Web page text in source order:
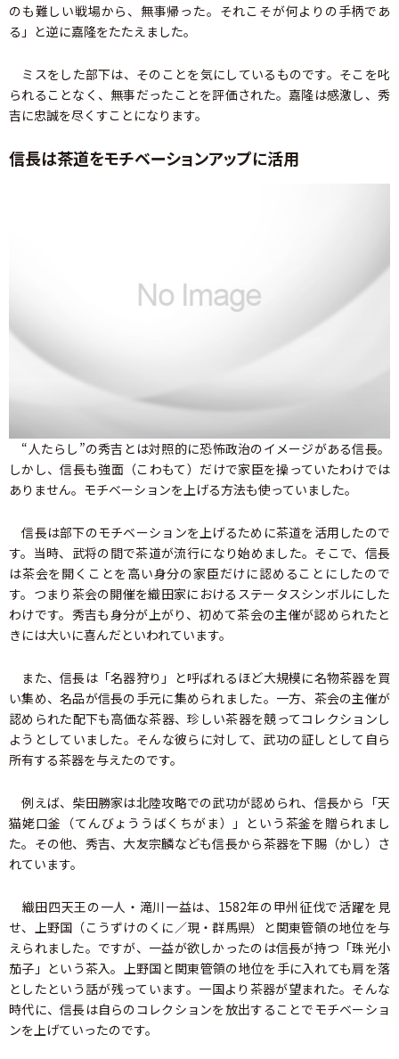
のも難しい戦場から、無事帰った。それこそが何よりの手柄であ
る」と逆に嘉隆をたたえました。
ミスをした部下は、そのことを気にしているものです。そこを叱
られることなく、無事だったことを評価された。嘉隆は感激し、秀
吉に忠誠を尽くすことになります。
信長は茶道をモチベーションアップに活用
“人たらし”の秀吉とは対照的に恐怖政治のイメージがある信長。
しかし、信長も強面（こわもて）だけで家臣を操っていたわけでは
ありません。モチベーションを上げる方法も使っていました。
信長は部下のモチベーションを上げるために茶道を活用したので
す。当時、武将の間で茶道が流行になり始めました。そこで、信長
は茶会を開くことを高い身分の家臣だけに認めることにしたので
す。つまり茶会の開催を織田家におけるステータスシンボルにした
わけです。秀吉も身分が上がり、初めて茶会の主催が認められたと
きには大いに喜んだといわれています。
また、信長は「名器狩り」と呼ばれるほど大規模に名物茶器を買
い集め、名品が信長の手元に集められました。一方、茶会の主催が
認められた配下も高価な茶器、珍しい茶器を競ってコレクションし
ようとしていました。そんな彼らに対して、武功の証しとして自ら
所有する茶器を与えたのです。
例えば、柴田勝家は北陸攻略での武功が認められ、信長から「天
猫姥口釜（てんびょううばくちがま）」という茶釜を贈られまし
た。その他、秀吉、大友宗麟なども信長から茶器を下賜（かし）さ
れています。
織田四天王の一人・滝川一益は、1582年の甲州征伐で活躍を見
せ、上野国（こうずけのくに／現・群馬県）と関東管領の地位を与
えられました。ですが、一益が欲しかったのは信長が持つ「珠光小
茄子」という茶入。上野国と関東管領の地位を手に入れても肩を落
としたという話が残っています。一国より茶器が望まれた。そんな
時代に、信長は自らのコレクションを放出することでモチベーショ
ンを上げていったのです。